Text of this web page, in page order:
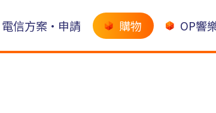
電信方案•申請 購物 OP響